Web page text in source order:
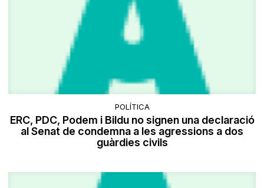
POLÍTICA
ERC, PDC, Podem i Bildu no signen una declaració
al Senat de condemna a les agressions a dos
guàrdies civils